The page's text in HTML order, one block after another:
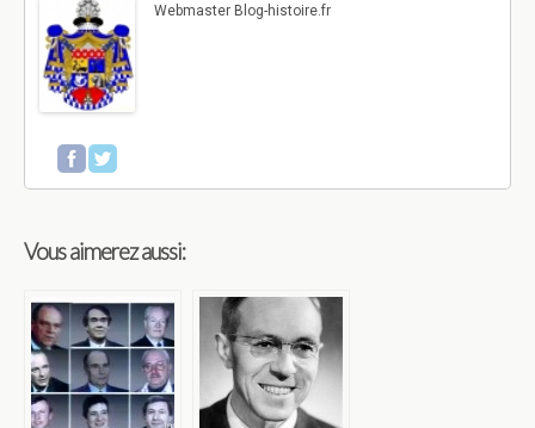
Webmaster Blog-histoire.fr
Vous aimerez aussi: